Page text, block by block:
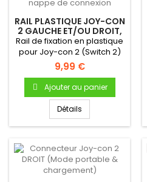
RAIL PLASTIQUE JOY-CON
2 GAUCHE ET/OU DROIT,
AVEC NAPPE DE
CONNEXION
Rail de fixation en plastique
pour Joy-con 2 (Switch 2)
Gauche et / ou...
9,99 €
Ajouter au panier
Détails